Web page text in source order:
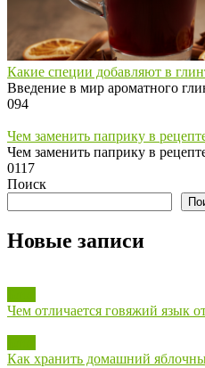
Какие специи добавляют в
Введение в мир ароматного
094
Чем заменить паприку в
Чем заменить паприку в
0117
Поиск
Новые записи
Чем отличается говяжий язык
Как хранить домашний